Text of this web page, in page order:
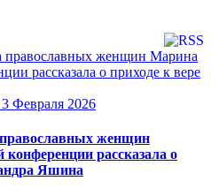
3 Февраля 2026
православных женщин
рассказала о
Яшина